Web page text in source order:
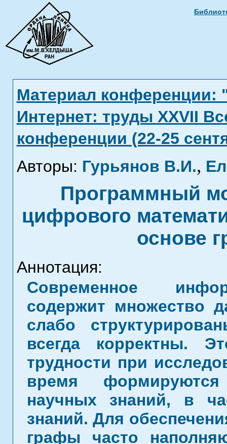
Материал конференции:
Интернет: труды XXVII
конференции (22-25
Авторы: Гурьянов В.И.,
Программный
цифрового
основе
Аннотация:
Современное
содержит множество
слабо
всегда корректны.
трудности при
время
научных знаний, в
знаний. Для
графы часто